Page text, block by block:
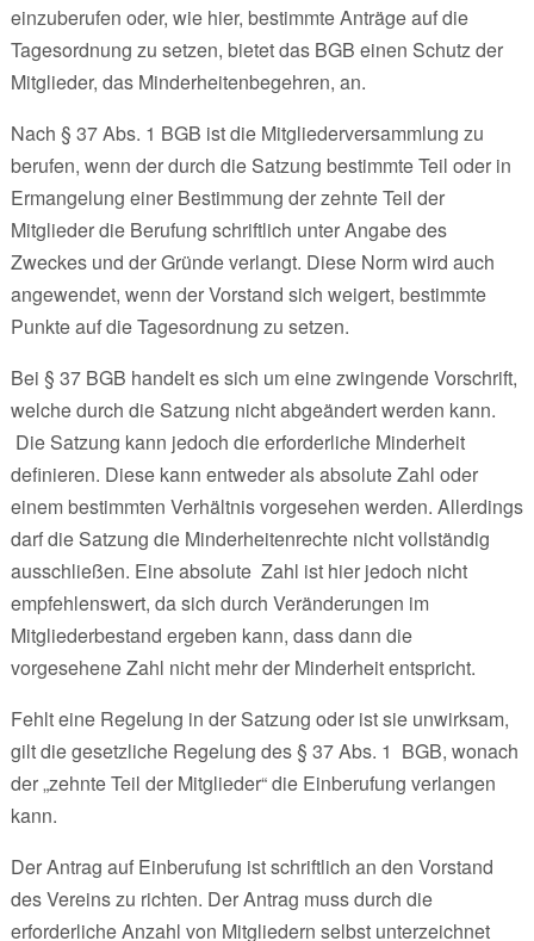
einzuberufen oder, wie hier, bestimmte Anträge auf die
Tagesordnung zu setzen, bietet das BGB einen Schutz der
Mitglieder, das Minderheitenbegehren, an.
Nach § 37 Abs. 1 BGB ist die Mitgliederversammlung zu
berufen, wenn der durch die Satzung bestimmte Teil oder in
Ermangelung einer Bestimmung der zehnte Teil der
Mitglieder die Berufung schriftlich unter Angabe des
Zweckes und der Gründe verlangt. Diese Norm wird auch
angewendet, wenn der Vorstand sich weigert, bestimmte
Punkte auf die Tagesordnung zu setzen.
Bei § 37 BGB handelt es sich um eine zwingende Vorschrift,
welche durch die Satzung nicht abgeändert werden kann.
Die Satzung kann jedoch die erforderliche Minderheit
definieren. Diese kann entweder als absolute Zahl oder
einem bestimmten Verhältnis vorgesehen werden. Allerdings
darf die Satzung die Minderheitenrechte nicht vollständig
ausschließen. Eine absolute Zahl ist hier jedoch nicht
empfehlenswert, da sich durch Veränderungen im
Mitgliederbestand ergeben kann, dass dann die
vorgesehene Zahl nicht mehr der Minderheit entspricht.
Fehlt eine Regelung in der Satzung oder ist sie unwirksam,
gilt die gesetzliche Regelung des § 37 Abs. 1 BGB, wonach
der „zehnte Teil der Mitglieder“ die Einberufung verlangen
kann.
Der Antrag auf Einberufung ist schriftlich an den Vorstand
des Vereins zu richten. Der Antrag muss durch die
erforderliche Anzahl von Mitgliedern selbst unterzeichnet